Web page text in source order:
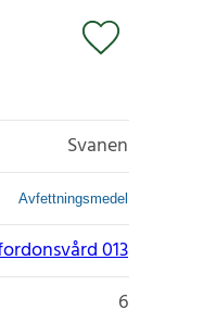
Svanen
Avfettningsmedel
013
6